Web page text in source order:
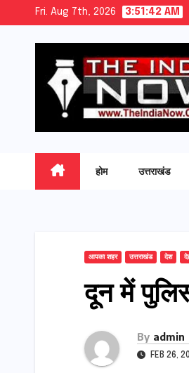
Fri. Aug 7th, 2026 3:51:43 AM
होम उत्तराखंड
आपका शहर उत्तराखंड देश
दून में
By admin
FEB 26,